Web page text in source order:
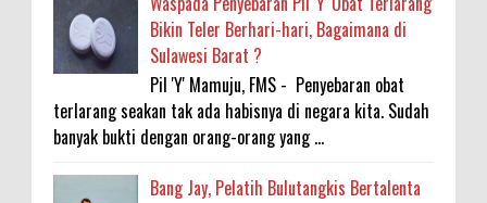
Bikin Teler Berhari-hari, Bagaimana di
Sulawesi Barat ?
Pil 'Y' Mamuju, FMS - Penyebaran obat
terlarang seakan tak ada habisnya di negara kita. Sudah
banyak bukti dengan orang-orang yang ...
Bang Jay, Pelatih Bulutangkis Bertalenta